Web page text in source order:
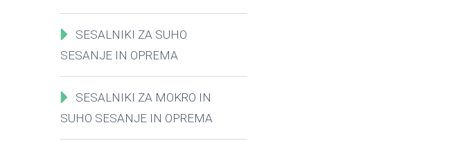
SESALNIKI ZA SUHO
SESANJE IN OPREMA
SESALNIKI ZA MOKRO IN
SUHO SESANJE IN OPREMA